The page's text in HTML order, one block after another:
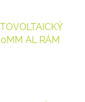
AL RÁM